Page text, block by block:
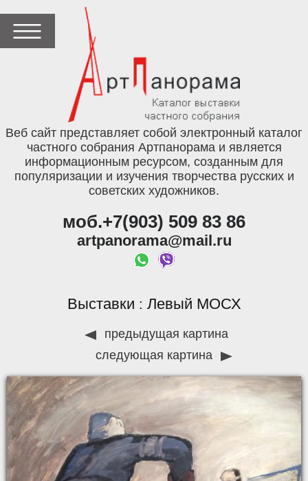
Веб сайт представляет собой электронный каталог
частного собрания Артпанорама и является
информационным ресурсом, созданным для
популяризации и изучения творчества русских и
советских художников.
моб.+7(903) 509 83 86
artpanorama@mail.ru
Выставки : Левый МОСХ
предыдущая картина
следующая картина